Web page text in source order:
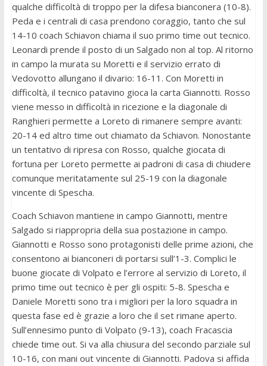
qualche difficoltà di troppo per la difesa bianconera (10-8).
Peda e i centrali di casa prendono coraggio, tanto che sul
14-10 coach Schiavon chiama il suo primo time out tecnico.
Leonardi prende il posto di un Salgado non al top. Al ritorno
in campo la murata su Moretti e il servizio errato di
Vedovotto allungano il divario: 16-11. Con Moretti in
difficoltà, il tecnico patavino gioca la carta Giannotti. Rosso
viene messo in difficoltà in ricezione e la diagonale di
Ranghieri permette a Loreto di rimanere sempre avanti:
20-14 ed altro time out chiamato da Schiavon. Nonostante
un tentativo di ripresa con Rosso, qualche giocata di
fortuna per Loreto permette ai padroni di casa di chiudere
comunque meritatamente sul 25-19 con la diagonale
vincente di Spescha.
Coach Schiavon mantiene in campo Giannotti, mentre
Salgado si riappropria della sua postazione in campo.
Giannotti e Rosso sono protagonisti delle prime azioni, che
consentono ai bianconeri di portarsi sull’1-3. Complici le
buone giocate di Volpato e l’errore al servizio di Loreto, il
primo time out tecnico è per gli ospiti: 5-8. Spescha e
Daniele Moretti sono tra i migliori per la loro squadra in
questa fase ed è grazie a loro che il set rimane aperto.
Sull’ennesimo punto di Volpato (9-13), coach Fracascia
chiede time out. Si va alla chiusura del secondo parziale sul
10-16, con mani out vincente di Giannotti. Padova si affida